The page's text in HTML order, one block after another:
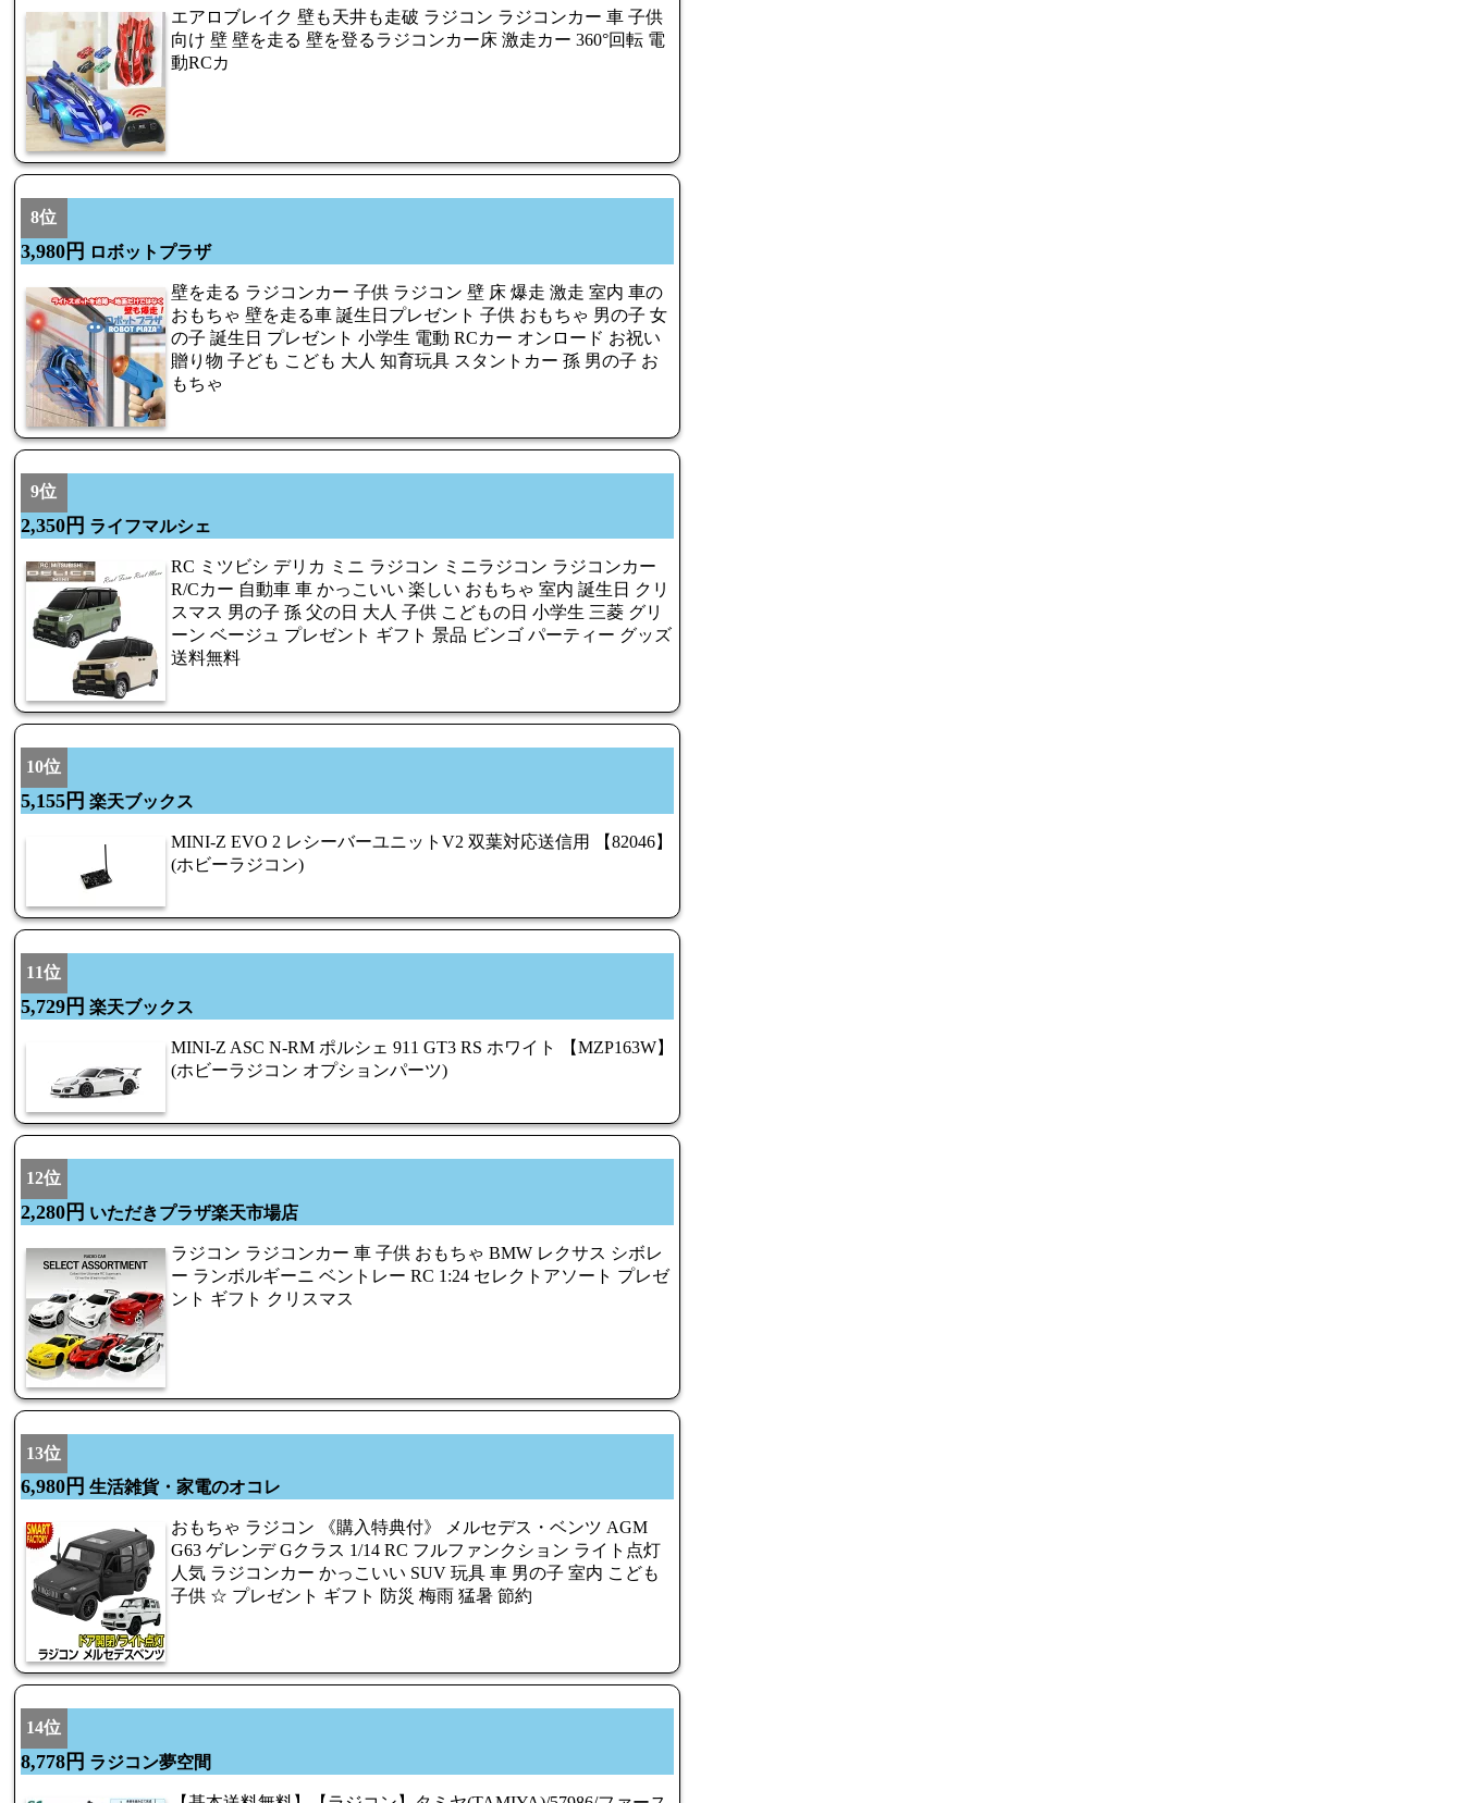
エアロブレイク 壁も天井も走破 ラジコン ラジコンカー 車 子供
向け 壁 壁を走る 壁を登るラジコンカー床 激走カー 360°回転 電
動RCカ
8位
3,980円 ロボットプラザ
壁を走る ラジコンカー 子供 ラジコン 壁 床 爆走 激走 室内 車の
おもちゃ 壁を走る車 誕生日プレゼント 子供 おもちゃ 男の子 女
の子 誕生日 プレゼント 小学生 電動 RCカー オンロード お祝い
贈り物 子ども こども 大人 知育玩具 スタントカー 孫 男の子 お
もちゃ
9位
2,350円 ライフマルシェ
RC ミツビシ デリカ ミニ ラジコン ミニラジコン ラジコンカー
R/Cカー 自動車 車 かっこいい 楽しい おもちゃ 室内 誕生日 クリ
スマス 男の子 孫 父の日 大人 子供 こどもの日 小学生 三菱 グリ
ーン ベージュ プレゼント ギフト 景品 ビンゴ パーティー グッズ
送料無料
10位
5,155円 楽天ブックス
MINI-Z EVO 2 レシーバーユニットV2 双葉対応送信用 【82046】
(ホビーラジコン)
11位
5,729円 楽天ブックス
MINI-Z ASC N-RM ポルシェ 911 GT3 RS ホワイト 【MZP163W】
(ホビーラジコン オプションパーツ)
12位
2,280円 いただきプラザ楽天市場店
ラジコン ラジコンカー 車 子供 おもちゃ BMW レクサス シボレ
ー ランボルギーニ ベントレー RC 1:24 セレクトアソート プレゼ
ント ギフト クリスマス
13位
6,980円 生活雑貨・家電のオコレ
おもちゃ ラジコン 《購入特典付》 メルセデス・ベンツ AGM
G63 ゲレンデ Gクラス 1/14 RC フルファンクション ライト点灯
人気 ラジコンカー かっこいい SUV 玩具 車 男の子 室内 こども
子供 ☆ プレゼント ギフト 防災 梅雨 猛暑 節約
14位
8,778円 ラジコン夢空間